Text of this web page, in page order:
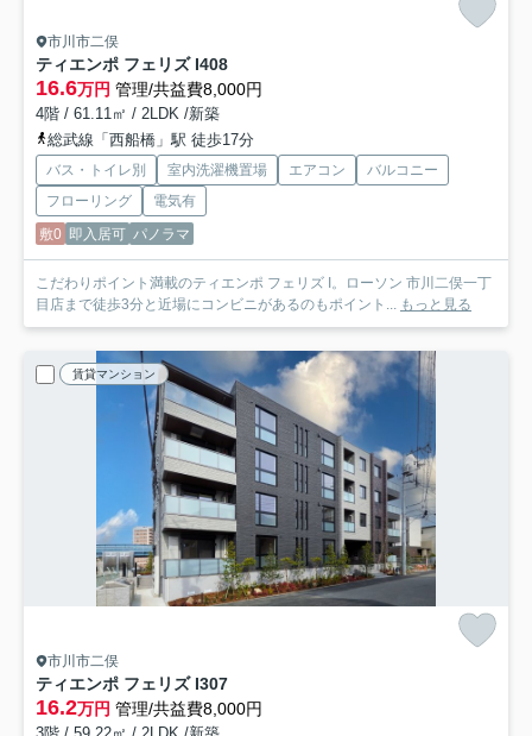
市川市二俣
ティエンポ フェリズ I408
16.6万円 管理/共益費8,000円
4階 / 61.11㎡ / 2LDK /新築
総武線「西船橋」駅 徒歩17分
バス・トイレ別 室内洗濯機置場 エアコン
バルコニー
フローリング
電気有
敷0 即入居可 パノラマ
こだわりポイント満載のティエンポ フェリズ I。ローソン 市川二俣一丁
目店まで徒歩3分と近場にコンビニがあるのもポイント... もっと見る
賃貸マンション
市川市二俣
ティエンポ フェリズ I307
16.2万円 管理/共益費8,000円